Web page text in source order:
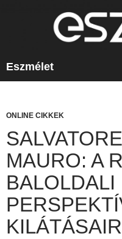
Eszmélet
ONLINE CIKKEK
MAURO: A